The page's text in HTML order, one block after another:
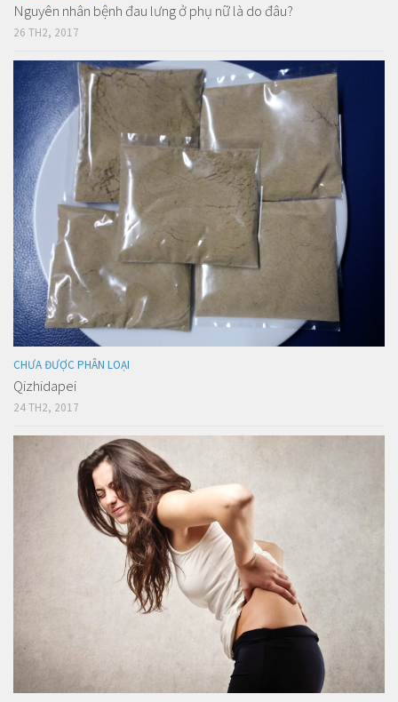
Nguyên nhân bệnh đau lưng ở phụ nữ là do đâu?
26 TH2, 2017
CHƯA ĐƯỢC PHÂN LOẠI
Qizhidapei
24 TH2, 2017